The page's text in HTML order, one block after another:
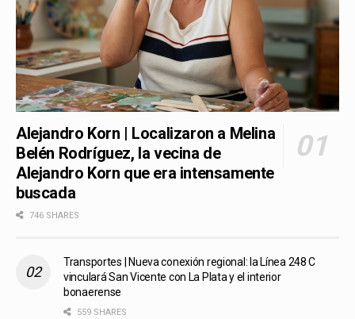
Alejandro Korn | Localizaron a Melina
Belén Rodríguez, la vecina de
Alejandro Korn que era intensamente
buscada
746 SHARES
Transportes | Nueva conexión regional: la Línea 248 C
vinculará San Vicente con La Plata y el interior
bonaerense
559 SHARES